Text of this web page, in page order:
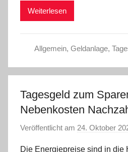
Weiterlesen
Allgemein, Geldanlage,
Tagesgeld zum
Nebenkosten
Veröffentlicht am 24. Oktober
Die Energiepreise sind in die